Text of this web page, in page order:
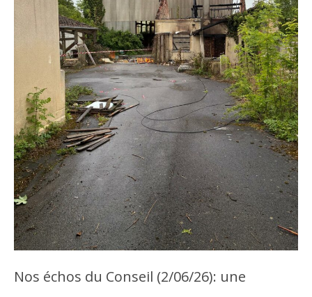
Nos échos du Conseil (2/06/26): une